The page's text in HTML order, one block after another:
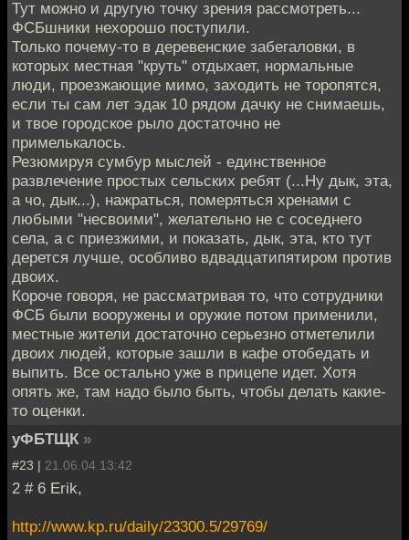
Тут можно и другую точку зрения рассмотреть...
ФСБшники нехорошо поступили.
Только почему-то в деревенские забегаловки, в
которых местная "круть" отдыхает, нормальные
люди, проезжающие мимо, заходить не торопятся,
если ты сам лет эдак 10 рядом дачку не снимаешь,
и твое городское рыло достаточно не
примелькалось.
Резюмируя сумбур мыслей - единственное
развлечение простых сельских ребят (...Ну дык, эта,
а чо, дык...), нажраться, померяться хренами с
любыми "несвоими", желательно не с соседнего
села, а с приезжими, и показать, дык, эта, кто тут
дерется лучше, особливо вдвадцатипятиром против
двоих.
Короче говоря, не рассматривая то, что сотрудники
ФСБ были вооружены и оружие потом применили,
местные жители достаточно серьезно отметелили
двоих людей, которые зашли в кафе отобедать и
выпить. Все остально уже в прицепе идет. Хотя
опять же, там надо было быть, чтобы делать какие-
то оценки.
уФБТЩК »
#23 | 21.06.04 13:42
2 # 6 Erik,
http://www.kp.ru/daily/23300.5/29769/